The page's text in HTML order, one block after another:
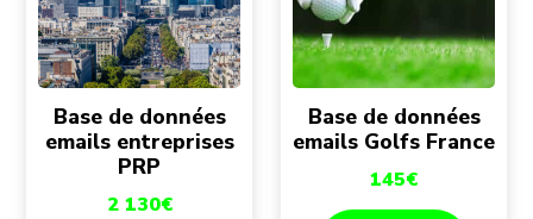
Base de données
emails entreprises
PRP
2 130€
Base de données
emails Golfs France
145€